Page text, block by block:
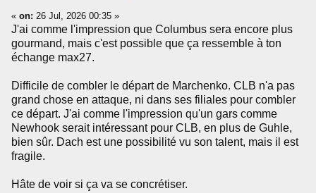
« on: 26 Jul, 2026 00:35 »
J'ai comme l'impression que Columbus sera encore plus
gourmand, mais c'est possible que ça ressemble à ton
échange max27.
Difficile de combler le départ de Marchenko. CLB n'a pas
grand chose en attaque, ni dans ses filiales pour combler
ce départ. J'ai comme l'impression qu'un gars comme
Newhook serait intéressant pour CLB, en plus de Guhle,
bien sûr. Dach est une possibilité vu son talent, mais il est
fragile.
Hâte de voir si ça va se concrétiser.